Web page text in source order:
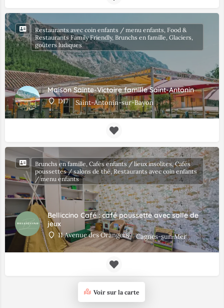
Maison Sainte-Victoire famille Saint-Antonin
D17 Saint-Antonin-sur-Bayon
Restaurants avec coin enfants / menu enfants, Food &
Restaurants Family Friendly, Brunchs en famille, Glaciers,
goûters ludiques
Belliccino Café : café poussette avec salle de
jeux
11 Avenue des Orangers Cagnes-sur-Mer
Brunchs en famille, Cafés enfants / lieux insolites, Cafés
poussettes / salons de thé, Restaurants avec coin enfants
/ menu enfants
Voir sur la carte